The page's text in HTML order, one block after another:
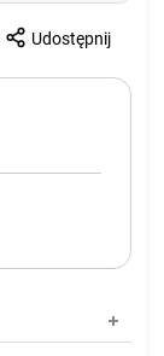
Udostępnij